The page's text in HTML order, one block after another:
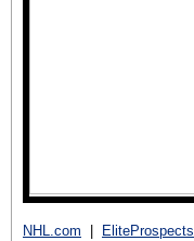
NHL.com EliteProspects